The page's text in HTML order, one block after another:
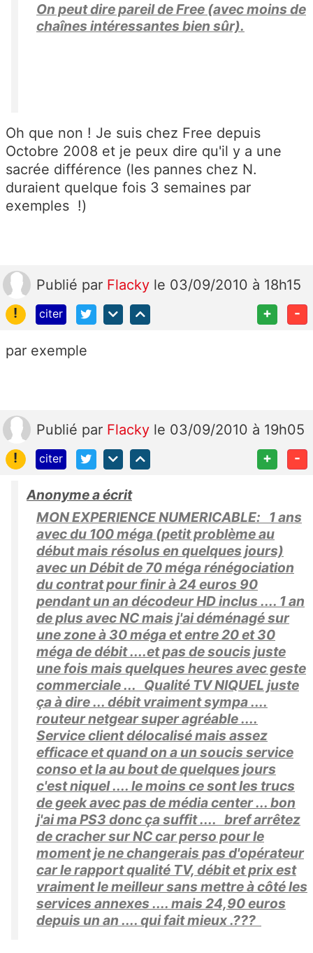
On peut dire pareil de Free (avec moins de
chaînes intéressantes bien sûr).
Oh que non ! Je suis chez Free depuis
Octobre 2008 et je peux dire qu'il y a une
sacrée différence (les pannes chez N.
duraient quelque fois 3 semaines par
exemples !)
Publié par Flacky le 03/09/2010 à 18h15
!
citer + -
par exemple
Publié par Flacky le 03/09/2010 à 19h05
!
citer + -
Anonyme a écrit
MON EXPERIENCE NUMERICABLE: 1 ans
avec du 100 méga (petit problème au
début mais résolus en quelques jours)
avec un Débit de 70 méga rénégociation
du contrat pour finir à 24 euros 90
pendant un an décodeur HD inclus .... 1 an
de plus avec NC mais j'ai déménagé sur
une zone à 30 méga et entre 20 et 30
méga de débit ....et pas de soucis juste
une fois mais quelques heures avec geste
commerciale ... Qualité TV NIQUEL juste
ça à dire ... débit vraiment sympa ....
routeur netgear super agréable ....
Service client délocalisé mais assez
efficace et quand on a un soucis service
conso et la au bout de quelques jours
c'est niquel .... le moins ce sont les trucs
de geek avec pas de média center ... bon
j'ai ma PS3 donc ça suffit .... bref arrêtez
de cracher sur NC car perso pour le
moment je ne changerais pas d'opérateur
car le rapport qualité TV, débit et prix est
vraiment le meilleur sans mettre à côté les
services annexes .... mais 24,90 euros
depuis un an .... qui fait mieux .???